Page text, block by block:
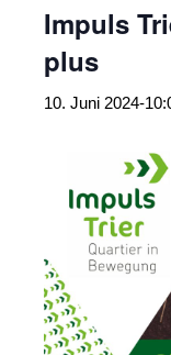
Impuls
plus
10. Juni 2024-